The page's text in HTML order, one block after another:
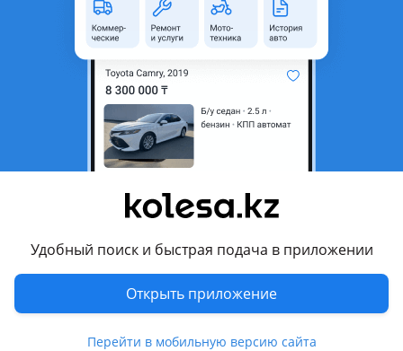
Удобный поиск и быстрая подача в приложении
Открыть приложение
Перейти в мобильную версию сайта
Новая
Комментарий продавца
Бампер Гольф 2 1992-
Осталась последняя.
Хорошое качество (дубликат)
Можете уточнить позвонить или написать. Есть отправки
Бампер Фольксваген Жетта 1992-
Ең соңғысы қалды.
Сапасы жақсы (дубликат)
Керек заттарыңызды білгіңіз келсе, бізге хабарласып,
немесе нөмірге жазыңыздар. Басқа қалаларға салып